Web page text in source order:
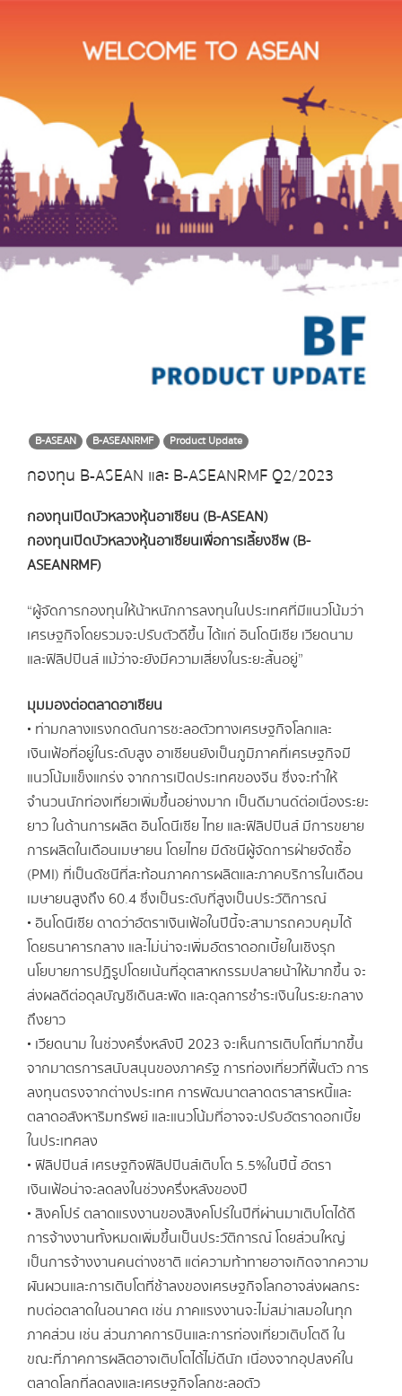
B-ASEAN B-ASEANRMF Product Update
กองทุน B-ASEAN และ B-ASEANRMF Q2/2023
กองทุนเปิดบัวหลวงหุ้นอาเซียน (B-ASEAN)
กองทุนเปิดบัวหลวงหุ้นอาเซียนเพื่อการเลี้ยงชีพ (B-
ASEANRMF)
“ผู้จัดการกองทุนให้น้าหนักการลงทุนในประเทศที่มีแนวโน้มว่า
เศรษฐกิจโดยรวมจะปรับตัวดีขึ้น ได้แก่ อินโดนีเซีย เวียดนาม
และฟิลิปปินส์ แม้ว่าจะยังมีความเสี่ยงในระยะสั้นอยู่”
มุมมองต่อตลาดอาเซียน
• ท่ามกลางแรงกดดันการชะลอตัวทางเศรษฐกิจโลกและ
เงินเฟ้อที่อยู่ในระดับสูง อาเซียนยังเป็นภูมิภาคที่เศรษฐกิจมี
แนวโน้มแข็งแกร่ง จากการเปิดประเทศของจีน ซึ่งจะทำให้
จำนวนนักท่องเที่ยวเพิ่มขึ้นอย่างมาก เป็นดีมานด์ต่อเนื่องระยะ
ยาว ในด้านการผลิต อินโดนีเซีย ไทย และฟิลิปปินส์ มีการขยาย
การผลิตในเดือนเมษายน โดยไทย มีดัชนีผู้จัดการฝ่ายจัดซื้อ
(PMI) ที่เป็นดัชนีที่สะท้อนภาคการผลิตและภาคบริการในเดือน
เมษายนสูงถึง 60.4 ซึ่งเป็นระดับที่สูงเป็นประวัติการณ์
• อินโดนีเซีย ดาดว่าอัตราเงินเฟ้อในปีนี้จะสามารถควบคุมได้
โดยธนาคารกลาง และไม่น่าจะเพิ่มอัตราดอกเบี้ยในเชิงรุก
นโยบายการปฏิรูปโดยเน้นที่อุตสาหกรรมปลายน้าให้มากขึ้น จะ
ส่งผลดีต่อดุลบัญชีเดินสะพัด และดุลการชำระเงินในระยะกลาง
ถึงยาว
• เวียดนาม ในช่วงครึ่งหลังปี 2023 จะเห็นการเติบโตที่มากขึ้น
จากมาตรการสนับสนุนของภาครัฐ การท่องเที่ยวที่ฟื้นตัว การ
ลงทุนตรงจากต่างประเทศ การพัฒนาตลาดตราสารหนี้และ
ตลาดอสังหาริมทรัพย์ และแนวโน้มที่อาจจะปรับอัตราดอกเบี้ย
ในประเทศลง
• ฟิลิปปินส์ เศรษฐกิจฟิลิปปินส์เติบโต 5.5%ในปีนี้ อัตรา
เงินเฟ้อน่าจะลดลงในช่วงครึ่งหลังของปี
• สิงคโปร์ ตลาดแรงงานของสิงคโปร์ในปีที่ผ่านมาเติบโตได้ดี
การจ้างงานทั้งหมดเพิ่มขึ้นเป็นประวัติการณ์ โดยส่วนใหญ่
เป็นการจ้างงานคนต่างชาติ แต่ความท้าทายอาจเกิดจากความ
ผันผวนและการเติบโตที่ช้าลงของเศรษฐกิจโลกอาจส่งผลกระ
ทบต่อตลาดในอนาคต เช่น ภาคแรงงานจะไม่สม่าเสมอในทุก
ภาคส่วน เช่น ส่วนภาคการบินและการท่องเที่ยวเติบโตดี ใน
ขณะที่ภาคการผลิตอาจเติบโตได้ไม่ดีนัก เนื่องจากอุปสงค์ใน
ตลาดโลกที่ลดลงและเศรษฐกิจโลกชะลอตัว